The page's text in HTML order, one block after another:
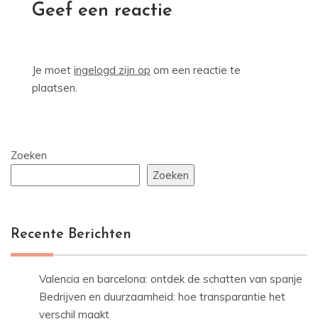
Geef een reactie
Je moet ingelogd zijn op om een reactie te
plaatsen.
Zoeken
Zoeken
Recente Berichten
Valencia en barcelona: ontdek de schatten van spanje
Bedrijven en duurzaamheid: hoe transparantie het
verschil maakt